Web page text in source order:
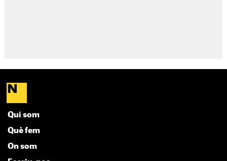
Qui som
Què fem
On som